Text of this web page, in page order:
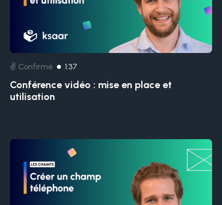
✌️ Confirmé 1:37
Conférence vidéo : mise en place et
utilisation